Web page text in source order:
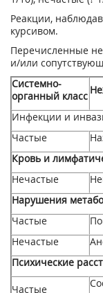
Реакции,
курсивом.
Перечисленные
и/или
Системно-
органный класс
Инфекции и
Частые
Кровь и
Нечастые
Нарушения
Частые
Нечастые
Психические
Частые